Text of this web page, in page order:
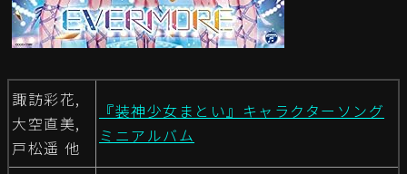
諏訪彩花,
大空直美,
戸松遥 他
『装神少女まとい』キャラクターソング
ミニアルバム